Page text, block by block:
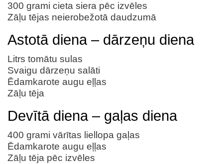
300 grami cieta siera pēc izvēles
Zāļu tējas neierobežotā daudzumā
Astotā diena – dārzeņu diena
Litrs tomātu sulas
Svaigu dārzeņu salāti
Ēdamkarote augu eļļas
Zāļu tēja
Devītā diena – gaļas diena
400 grami vārītas liellopa gaļas
Ēdamkarote augu eļļas
Zāļu tēja pēc izvēles